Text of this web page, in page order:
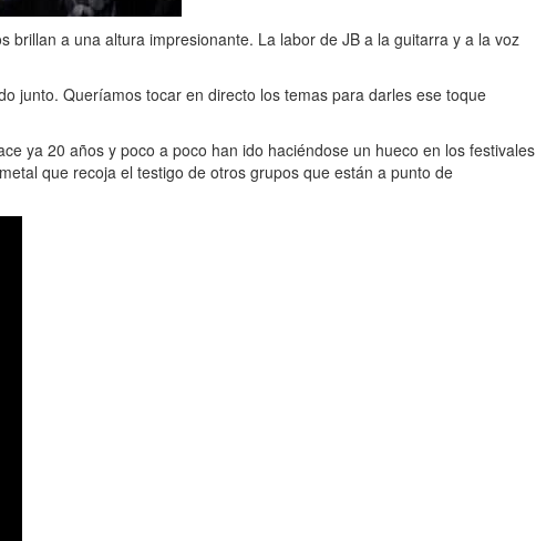
brillan a una altura impresionante. La labor de JB a la guitarra y a la voz
junto. Queríamos tocar en directo los temas para darles ese toque
ya 20 años y poco a poco han ido haciéndose un hueco en los festivales
que recoja el testigo de otros grupos que están a punto de